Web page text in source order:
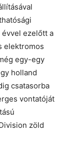
ezelőtt a
elektromos
egy-egy
holland
csatasorba
vontatóját
zöld